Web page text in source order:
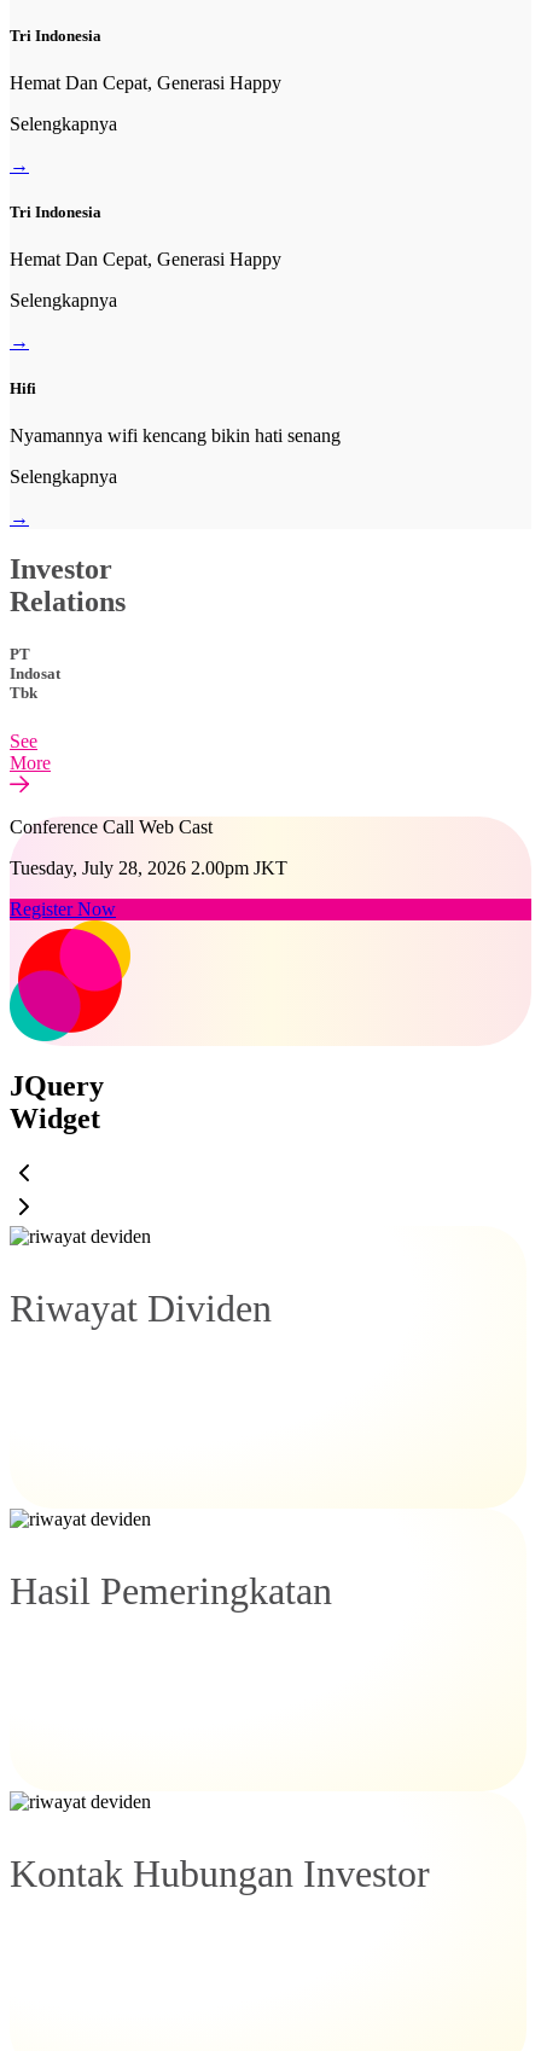
Tri Indonesia
Hemat Dan Cepat, Generasi Happy
Selengkapnya
→
Tri Indonesia
Hemat Dan Cepat, Generasi Happy
Selengkapnya
→
Hifi
Nyamannya wifi kencang bikin hati senang
Selengkapnya
→
Investor
Relations
PT
Indosat
Tbk
See
More
Conference Call Web Cast
Tuesday, July 28, 2026 2.00pm JKT
Register Now
JQuery
Widget
Riwayat Dividen
Hasil Pemeringkatan
Kontak Hubungan Investor